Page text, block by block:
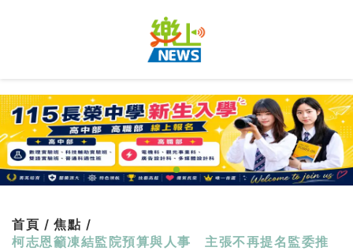
首頁 / 焦點 /
柯志恩籲凍結監院預算與人事 主張不再提名監委推